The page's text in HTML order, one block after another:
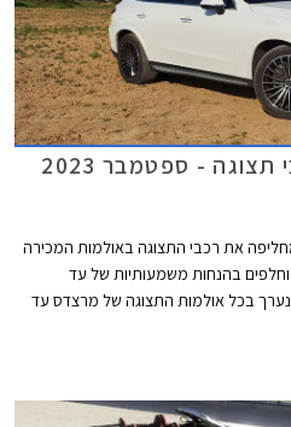
- ספטמבר 2023
את רכבי התצוגה באולמות המכירה
בהנחות משמעותיות של עד
נערך בכל אולמות התצוגה של מרצדס עד